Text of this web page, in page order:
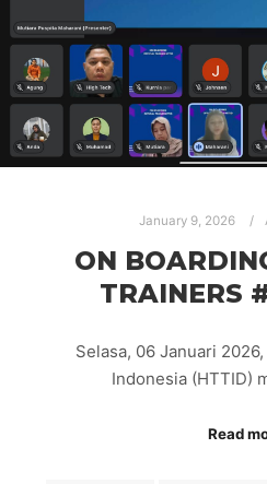
January 9, 2026
ON
TRAINERS
Selasa, 06 Januari
Indonesia (HTTID)
Read